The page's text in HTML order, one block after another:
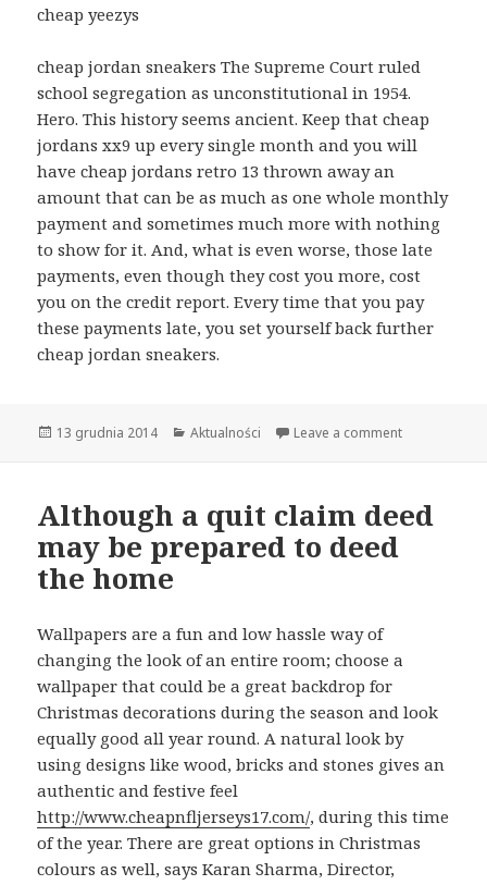
cheap yeezys
cheap jordan sneakers The Supreme Court ruled
school segregation as unconstitutional in 1954.
Hero. This history seems ancient. Keep that cheap
jordans xx9 up every single month and you will
have cheap jordans retro 13 thrown away an
amount that can be as much as one whole monthly
payment and sometimes much more with nothing
to show for it. And, what is even worse, those late
payments, even though they cost you more, cost
you on the credit report. Every time that you pay
these payments late, you set yourself back further
cheap jordan sneakers.
Opublikowano
13 grudnia 2014 Kategorie
Aktualności Leave a comment
Although a quit claim deed
may be prepared to deed
the home
Wallpapers are a fun and low hassle way of
changing the look of an entire room; choose a
wallpaper that could be a great backdrop for
Christmas decorations during the season and look
equally good all year round. A natural look by
using designs like wood, bricks and stones gives an
authentic and festive feel
http://www.cheapnfljerseys17.com/, during this time
of the year. There are great options in Christmas
colours as well, says Karan Sharma, Director,